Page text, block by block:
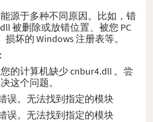
源于多种不同原因。比如，错
被删除或放错位置、被您 PC
坏的 Windows 注册表等。
的计算机缺少 cnbur4.dll 。尝
这个问题。
误。无法找到指定的模块
误。无法找到指定的模块